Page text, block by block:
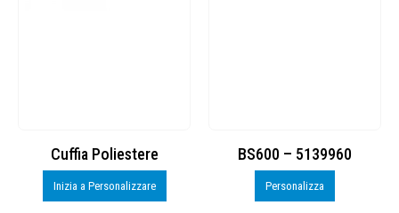
Cuffia Poliestere
Inizia a Personalizzare
BS600 – 5139960
Personalizza